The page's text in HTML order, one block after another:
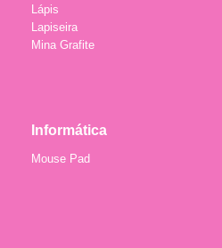
Lápis
Lapiseira
Mina Grafite
Informática
Mouse Pad